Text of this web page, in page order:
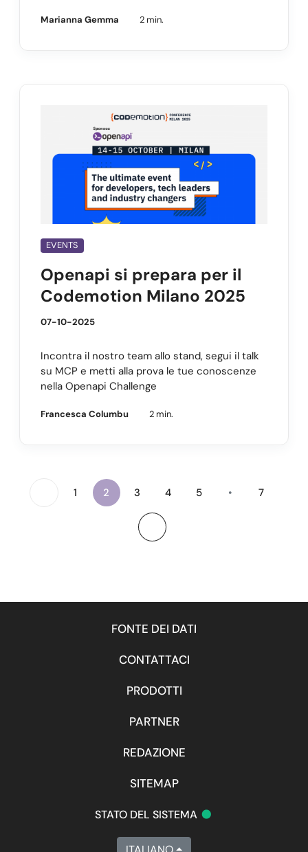
Marianna Gemma 2 min.
EVENTS
Openapi si prepara per il
Codemotion Milano 2025
07-10-2025
Incontra il nostro team allo stand, segui il talk
su MCP e metti alla prova le tue conoscenze
nella Openapi Challenge
Francesca Columbu 2 min.
1
2
3 4 5 • 7
FONTE DEI DATI
CONTATTACI
PRODOTTI
PARTNER
REDAZIONE
SITEMAP
STATO DEL SISTEMA •